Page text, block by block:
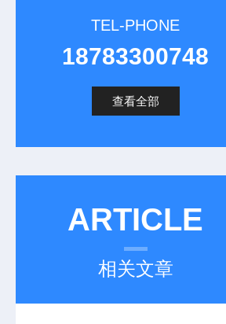
TEL-PHONE
18783300748
查看全部
ARTICLE
相关文章